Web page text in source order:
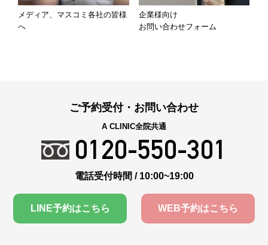
メディア、マスコミ各社の皆様
へ
企業様向け
お問い合わせフォーム
ご予約受付・お問い合わせ
A CLINIC全院共通
0120-550-301
電話受付時間 / 10:00~19:00
LINE予約はこちら WEB予約はこちら